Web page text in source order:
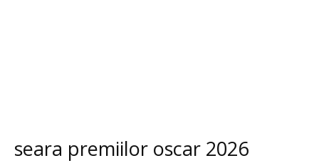
seara premiilor oscar 2026